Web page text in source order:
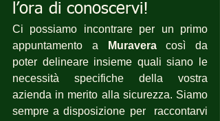
l’ora di conoscervi!
Ci possiamo incontrare per un primo
appuntamento a
Muravera così da
poter delineare insieme quali siano le
necessità specifiche della vostra
azienda in merito alla sicurezza. Siamo
sempre a disposizione per  raccontarvi